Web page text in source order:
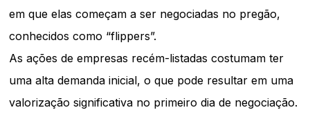
em que elas começam a ser negociadas no pregão,
conhecidos como “flippers”.
As ações de empresas recém-listadas costumam ter
uma alta demanda inicial, o que pode resultar em uma
valorização significativa no primeiro dia de negociação.